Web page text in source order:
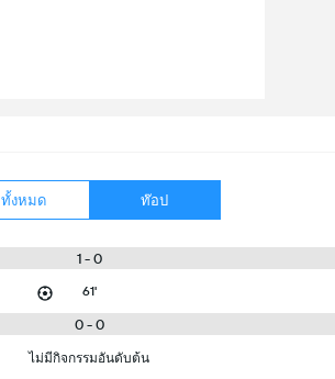
ทั้งหมด ท๊อป
1 - 0
61'
0 - 0
ไม่มีกิจกรรมอันดับต้น